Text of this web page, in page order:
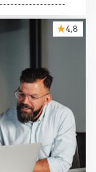
4,8